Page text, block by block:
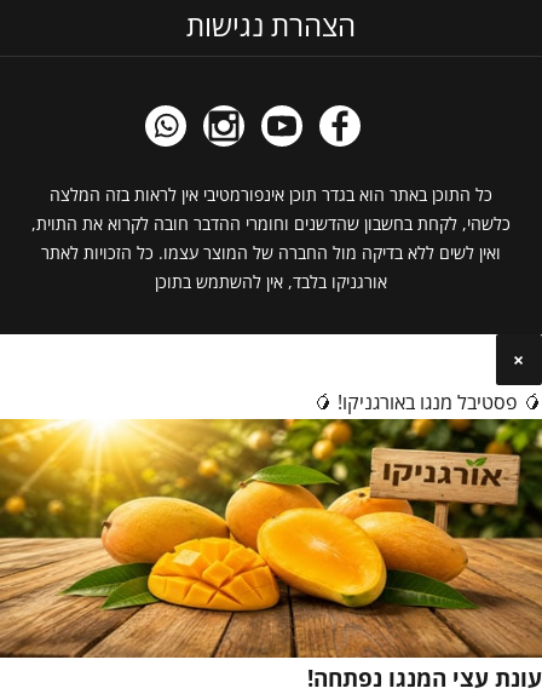
הצהרת נגישות
כל התוכן באתר הוא בגדר תוכן אינפורמטיבי אין לראות בזה המלצה
כלשהי, לקחת בחשבון שהדשנים וחומרי ההדבר חובה לקרוא את התוית,
ואין לשים ללא בדיקה מול החברה של המוצר עצמו. כל הזכויות לאתר
אורגניקו בלבד, אין להשתמש בתוכן
×
🥭 פסטיבל מנגו באורגניקו! 🥭
עונת עצי המנגו נפתחה!